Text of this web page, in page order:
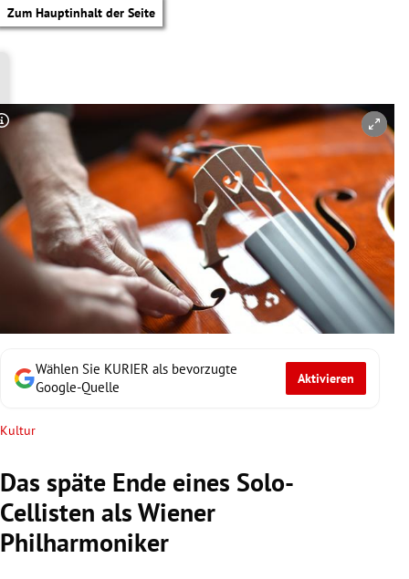
Zum Hauptinhalt der Seite
Untermenü
Untermenü
Untermenü
Untermenü
Wählen Sie KURIER als bevorzugte
Google-Quelle
Aktivieren
Kultur
Das späte Ende eines Solo-
Cellisten als Wiener
Philharmoniker
Copyright-Hinweis öffnen/schließen